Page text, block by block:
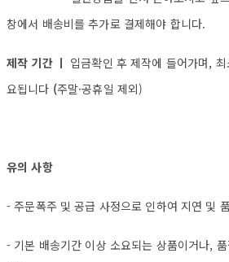
창에서 배송비를 추가로 결제해야 합니다.
제작 기간 ㅣ 입금확인 후 제작에 들어가며,
요됩니다 (주말·공휴일 제외)
유의 사항
- 주문폭주 및 공급 사정으로 인하여 지연 및
- 기본 배송기간 이상 소요되는 상품이거나,